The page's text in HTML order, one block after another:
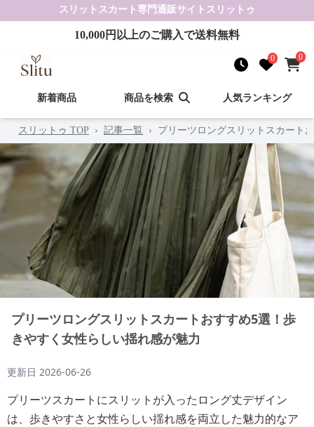
スリットスカート 専門通販サイト スリットゥ
10,000円以上のご購入で送料無料
0 0
新着商品 商品を検索 人気ランキング
スリットゥ TOP › 記事一覧 › プリーツロングスリットスカート
プリーツロングスリットスカートおすすめ5選！歩
きやすく女性らしい揺れ感が魅力
更新日 2026-06-26
プリーツスカートにスリットが入ったロング丈デザイン
は、歩きやすさと女性らしい揺れ感を両立した魅力的なア